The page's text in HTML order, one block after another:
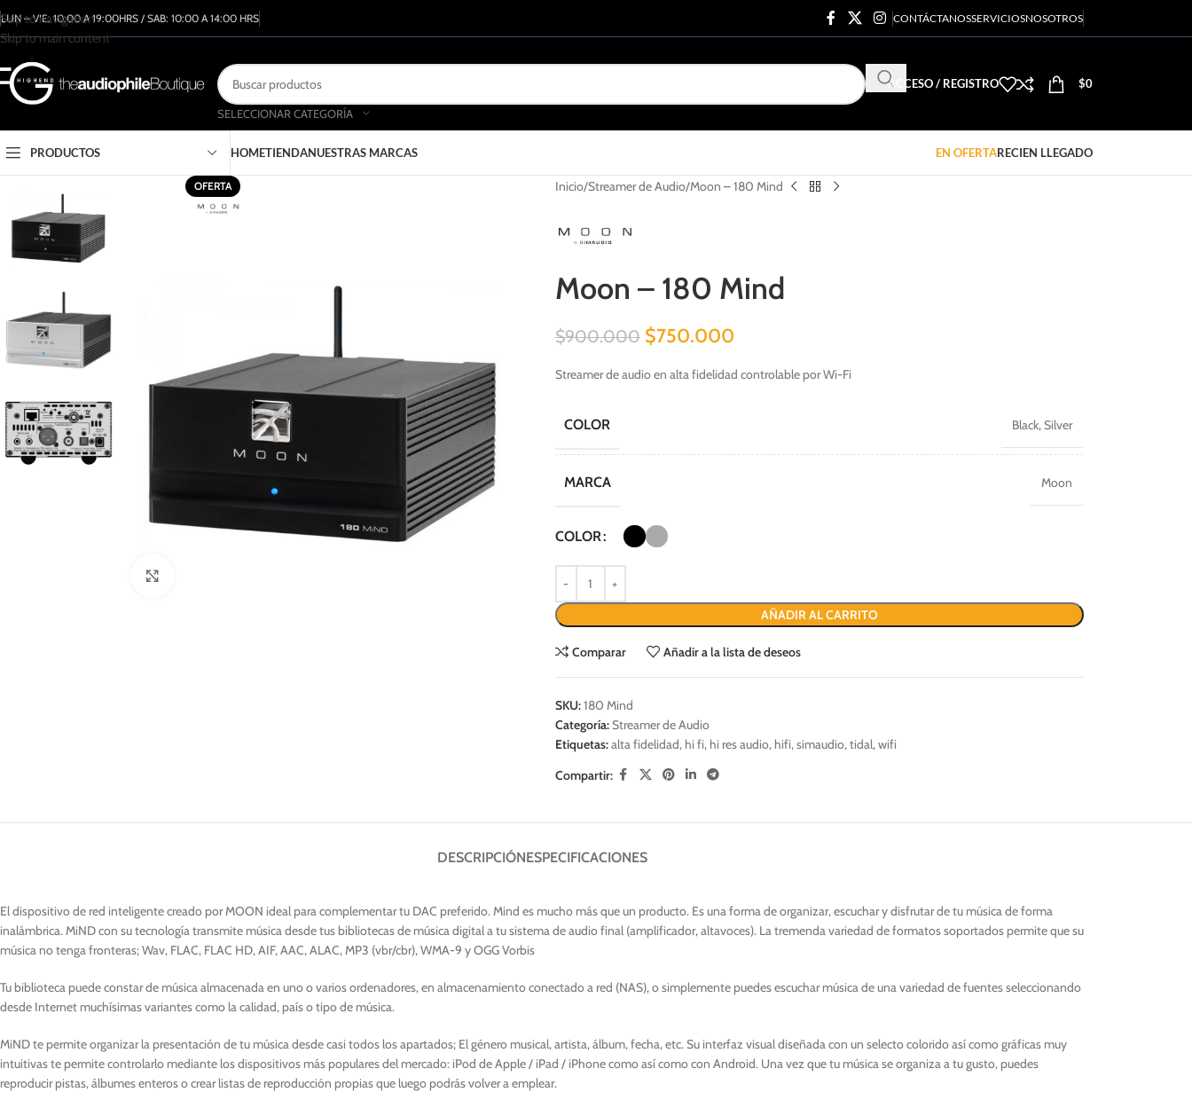
Skip to navigation
Skip to main content
LUN – VIE: 10:00 A 19:00HRS / SAB: 10:00 A 14:00 HRS CONTÁCTANOSSERVICIOSNOSOTROS
SELECCIONAR CATEGORÍA
ACCESO / REGISTRO $0
PRODUCTOS HOMETIENDANUESTRAS MARCAS EN OFERTARECIEN LLEGADO
OFERTA Inicio Streamer de Audio Moon – 180 Mind
Moon – 180 Mind
$900.000 $750.000
Streamer de audio en alta fidelidad controlable por Wi-Fi
COLOR Black,Silver
MARCA Moon
COLOR
AÑADIR AL CARRITO
Comparar Añadir a la lista de deseos
SKU:180 Mind
Categoría:Streamer de Audio
Etiquetas:alta fidelidad, hi fi, hi res audio, hifi,simaudio,tidal,wifi
Compartir:
DESCRIPCIÓNESPECIFICACIONES
El dispositivo de red inteligente creado por MOON ideal para complementar tu DAC preferido. Mind es mucho más que un producto. Es una forma de organizar, escuchar y disfrutar de tu música de forma
inalámbrica. MiND con su tecnología transmite música desde tus bibliotecas de música digital a tu sistema de audio final (amplificador, altavoces). La tremenda variedad de formatos soportados permite que su
música no tenga fronteras; Wav, FLAC, FLAC HD, AIF, AAC, ALAC, MP3 (vbr/cbr), WMA-9 y OGG Vorbis
Tu biblioteca puede constar de música almacenada en uno o varios ordenadores, en almacenamiento conectado a red (NAS), o simplemente puedes escuchar música de una variedad de fuentes seleccionando
desde Internet muchísimas variantes como la calidad, país o tipo de música.
MiND te permite organizar la presentación de tu música desde casi todos los apartados; El género musical, artista, álbum, fecha, etc. Su interfaz visual diseñada con un selecto colorido así como gráficas muy
intuitivas te permite controlarlo mediante los dispositivos más populares del mercado: iPod de Apple / iPad / iPhone como así como con Android. Una vez que tu música se organiza a tu gusto, puedes
reproducir pistas, álbumes enteros o crear listas de reproducción propias que luego podrás volver a emplear.